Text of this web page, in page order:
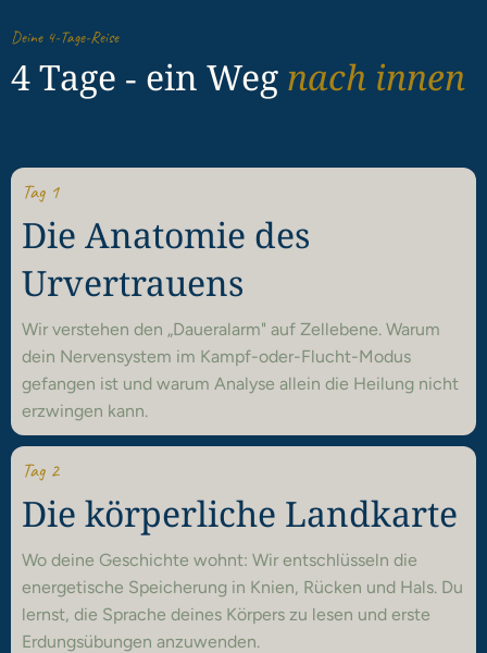
Deine 4-Tage-Reise
4 Tage ‑ ein Weg nach innen
Tag 1
Die Anatomie des
Urvertrauens
Wir verstehen den „Daueralarm" auf Zellebene. Warum
dein Nervensystem im Kampf-oder-Flucht-Modus
gefangen ist und warum Analyse allein die Heilung nicht
erzwingen kann.
Tag 2
Die körperliche Landkarte
Wo deine Geschichte wohnt: Wir entschlüsseln die
energetische Speicherung in Knien, Rücken und Hals. Du
lernst, die Sprache deines Körpers zu lesen und erste
Erdungsübungen anzuwenden.